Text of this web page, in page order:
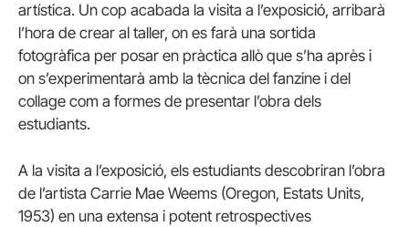
artística. Un cop acabada la visita a l’exposició, arribarà
l’hora de crear al taller, on es farà una sortida
fotogràfica per posar en pràctica allò que s’ha après i
on s’experimentarà amb la tècnica del fanzine i del
collage com a formes de presentar l’obra dels
estudiants.
A la visita a l’exposició, els estudiants descobriran l’obra
de l’artista Carrie Mae Weems (Oregon, Estats Units,
1953) en una extensa i potent retrospectives